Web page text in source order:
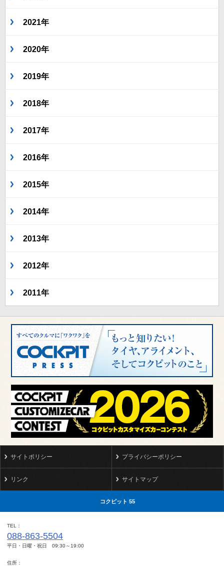
2021年
2020年
2019年
2018年
2017年
2016年
2015年
2014年
2013年
2012年
2011年
サイトポリシー プライバシーポリシー
リンク サイトマップ
コクピット 55
TEL
088-863-5504
平日・日曜・祝日 09:30～19:00
住所